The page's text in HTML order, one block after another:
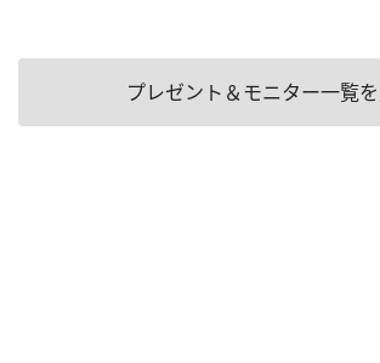
プレゼント＆モニター一覧